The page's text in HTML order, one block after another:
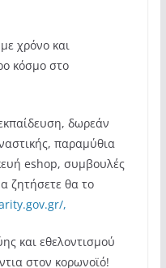
χρόνο και
κόσμο στο
δωρεάν
παραμύθια
eshop, συμβουλές
ζητήσετε θα το
,
και εθελοντισμού
στον κορωνοϊό!